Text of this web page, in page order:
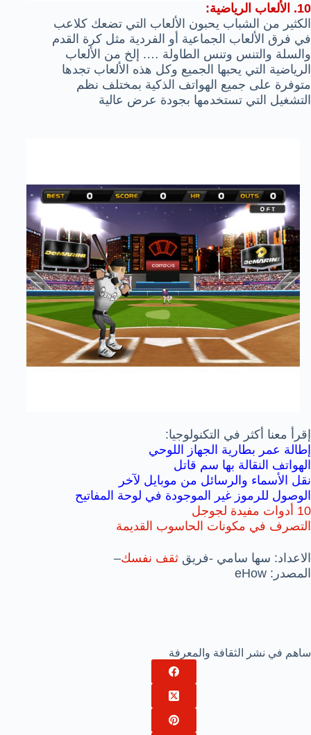
10. الألعاب الرياضية:
الكثير من الشباب يحبون الألعاب التي تضعك كلاعب
في فرق الألعاب الجماعية أو الفردية مثل كرة القدم
والسلة والتنس وتنس الطاولة …. إلخ من الألعاب
الرياضية التي يحبها الجميع وكل هذه الألعاب تجدها
متوفرة على جميع الهواتف الذكية بمختلف نظم
التشغيل التي تستخدمها بجودة عرض عالية
إقرأ معنا أكثر في التكنولوجيا:
إطالة عمر بطارية الجهاز اللوحي
الهواتف النقالة بها سم قاتل
نقل الأسماء والرسائل من موبايل لآخر
الوصول للرموز غير الموجودة في لوحة المفاتيح
10 أدوات مفيدة لجوجل
التصرف في مكونات الحاسوب القديمة
الاعداد: سها سامي -فريق ثقف نفسك–
المصدر: eHow
ساهم في نشر الثقافة والمعرفة